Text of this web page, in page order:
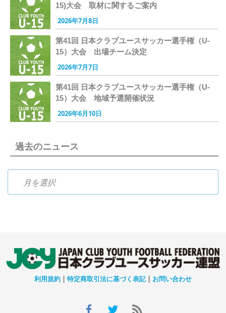
15)大会 取材に関するご案内
2026年7月8日
第41回 日本クラブユースサッカー選手権（U-
15）大会 出場チーム決定
2026年7月7日
第41回 日本クラブユースサッカー選手権（U-
15）大会 地域予選開催状況
2026年6月10日
過去のニュース
利用規約 | 特定商取引法に基づく表記| お問い合わせ